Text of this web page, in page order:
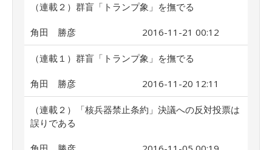
（連載２）群盲「トランプ象」を撫でる
角田 勝彦 2016-11-21 00:12
（連載１）群盲「トランプ象」を撫でる
角田 勝彦 2016-11-20 12:11
（連載２）「核兵器禁止条約」決議への反対投票は
誤りである